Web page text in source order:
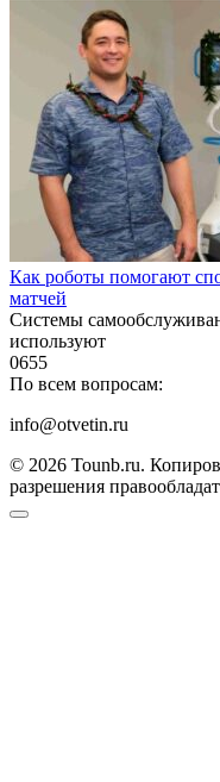
Как роботы помогают
матчей
Системы
используют
0655
По всем вопросам:
info@otvetin.ru
© 2026 Tounb.ru.
разрешения